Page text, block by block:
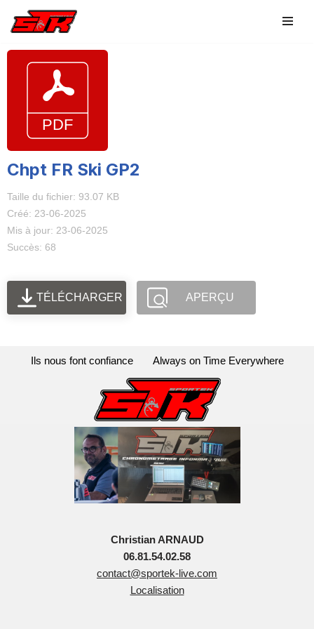
contenu
Chpt FR Ski GP2
Taille du fichier: 93.07 KB
Créé: 23-06-2025
Mis à jour: 23-06-2025
Succès: 68
TÉLÉCHARGER APERÇU
Ils nous font confiance Always on Time Everywhere
Christian ARNAUD
06.81.54.02.58
contact@sportek-live.com
Localisation